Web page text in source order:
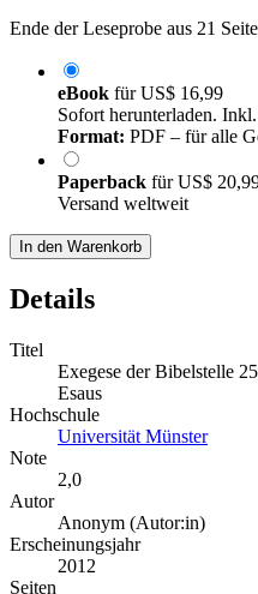
Ende der Leseprobe aus 21
eBook fürUS$ 16,99
Sofort herunterladen.
Format: PDF – für alle
Paperback fürUS$
Versand weltweit
In den Warenkorb
Details
Titel
Exegese der Bibelstelle
Esaus
Hochschule
Universität Münster
Note
2,0
Autor
Anonym (Autor:in)
Erscheinungsjahr
2012
Seiten